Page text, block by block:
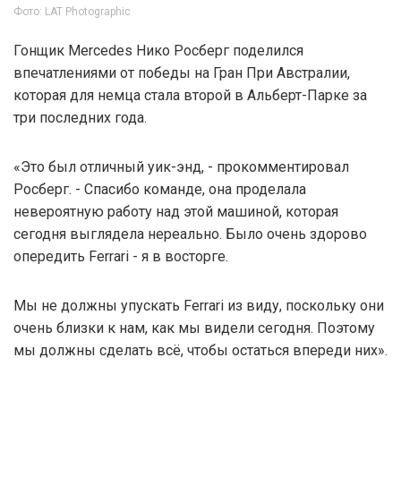
Фото: LAT Photographic
Гонщик Mercedes Нико Росберг поделился
впечатлениями от победы на Гран При Австралии,
которая для немца стала второй в Альберт-Парке за
три последних года.
«Это был отличный уик-энд, - прокомментировал
Росберг. - Спасибо команде, она проделала
невероятную работу над этой машиной, которая
сегодня выглядела нереально. Было очень здорово
опередить Ferrari - я в восторге.
Мы не должны упускать Ferrari из виду, поскольку они
очень близки к нам, как мы видели сегодня. Поэтому
мы должны сделать всё, чтобы остаться впереди них».